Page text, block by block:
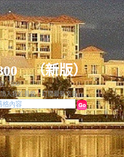
（新版）
加入我的最愛｜訂閱最新文章
800